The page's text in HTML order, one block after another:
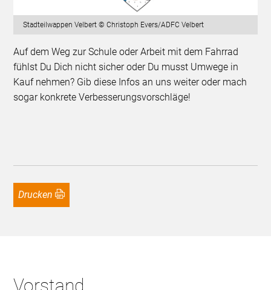
Stadteilwappen Velbert © Christoph Evers/ADFC Velbert
Auf dem Weg zur Schule oder Arbeit mit dem Fahrrad
fühlst Du Dich nicht sicher oder Du musst Umwege in
Kauf nehmen? Gib diese Infos an uns weiter oder mach
sogar konkrete Verbesserungsvorschläge!
Drucken
Vorstand